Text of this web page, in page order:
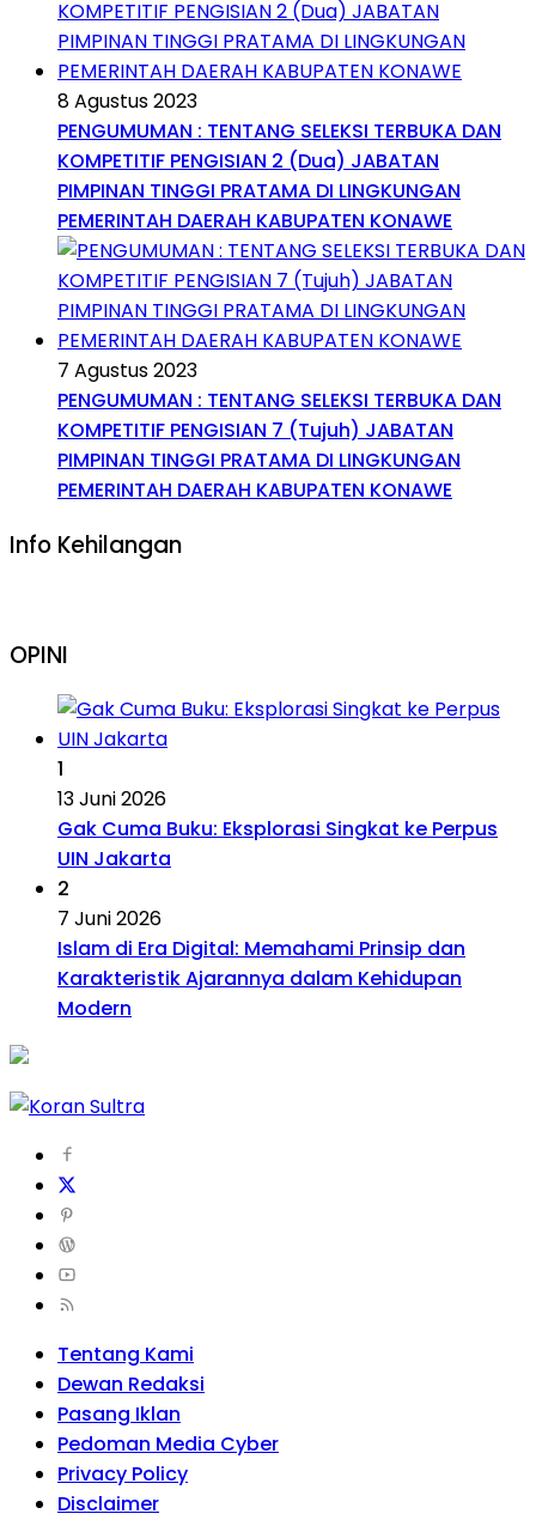
8 Agustus 2023
PENGUMUMAN : TENTANG SELEKSI TERBUKA DAN
KOMPETITIF PENGISIAN 2 (Dua) JABATAN
PIMPINAN TINGGI PRATAMA DI LINGKUNGAN
PEMERINTAH DAERAH KABUPATEN KONAWE
7 Agustus 2023
PENGUMUMAN : TENTANG SELEKSI TERBUKA DAN
KOMPETITIF PENGISIAN 7 (Tujuh) JABATAN
PIMPINAN TINGGI PRATAMA DI LINGKUNGAN
PEMERINTAH DAERAH KABUPATEN KONAWE
Info Kehilangan
OPINI
1
13 Juni 2026
Gak Cuma Buku: Eksplorasi Singkat ke Perpus
UIN Jakarta
2
7 Juni 2026
Islam di Era Digital: Memahami Prinsip dan
Karakteristik Ajarannya dalam Kehidupan
Modern
Tentang Kami
Dewan Redaksi
Pasang Iklan
Pedoman Media Cyber
Privacy Policy
Disclaimer